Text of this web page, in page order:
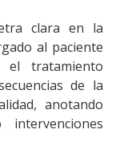
clara en la
al paciente
el tratamiento
de la
anotando